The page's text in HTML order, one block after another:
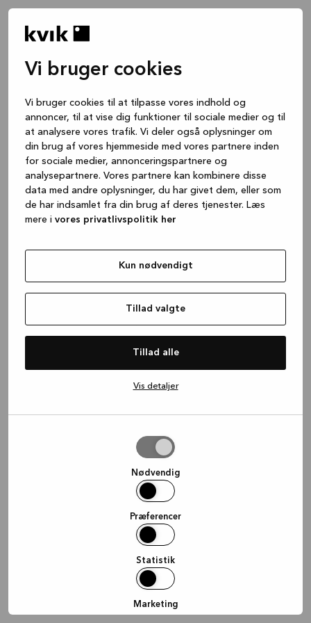
Vi bruger cookies
Vi bruger cookies til at tilpasse vores indhold og
annoncer, til at vise dig funktioner til sociale medier og til
at analysere vores trafik. Vi deler også oplysninger om
din brug af vores hjemmeside med vores partnere inden
for sociale medier, annonceringspartnere og
analysepartnere. Vores partnere kan kombinere disse
data med andre oplysninger, du har givet dem, eller som
de har indsamlet fra din brug af deres tjenester. Læs
mere i vores privatlivspolitik her
Kun nødvendigt
Tillad valgte
Tillad alle
Vis detaljer
Nødvendig
Præferencer
Statistik
Marketing
(see the browser console for more
information).